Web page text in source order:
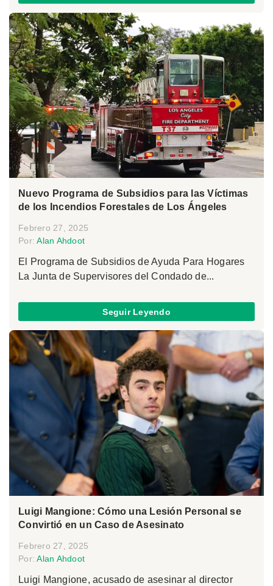
Nuevo Programa de Subsidios para las Víctimas
de los Incendios Forestales de Los Ángeles
Febrero 27, 2025
Por:Alan Ahdoot
El Programa de Subsidios de Ayuda Para Hogares
La Junta de Supervisores del Condado de...
Seguir Leyendo
Luigi Mangione: Cómo una Lesión Personal se
Convirtió en un Caso de Asesinato
Febrero 27, 2025
Por:Alan Ahdoot
Luigi Mangione, acusado de asesinar al director